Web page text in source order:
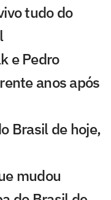
tudo do
e Pedro
anos após
Brasil de hoje,
mudou